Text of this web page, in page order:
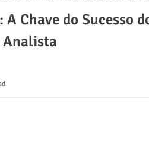
Chave do Sucesso